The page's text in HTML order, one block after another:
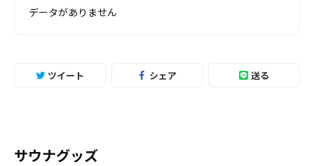
データがありません
ツイート シェア 送る
サウナグッズ